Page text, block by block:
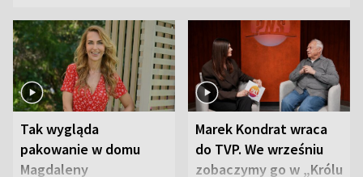
Tak wygląda
pakowanie w domu
Magdaleny
Marek Kondrat wraca
do TVP. We wrześniu
zobaczymy go w „Królu